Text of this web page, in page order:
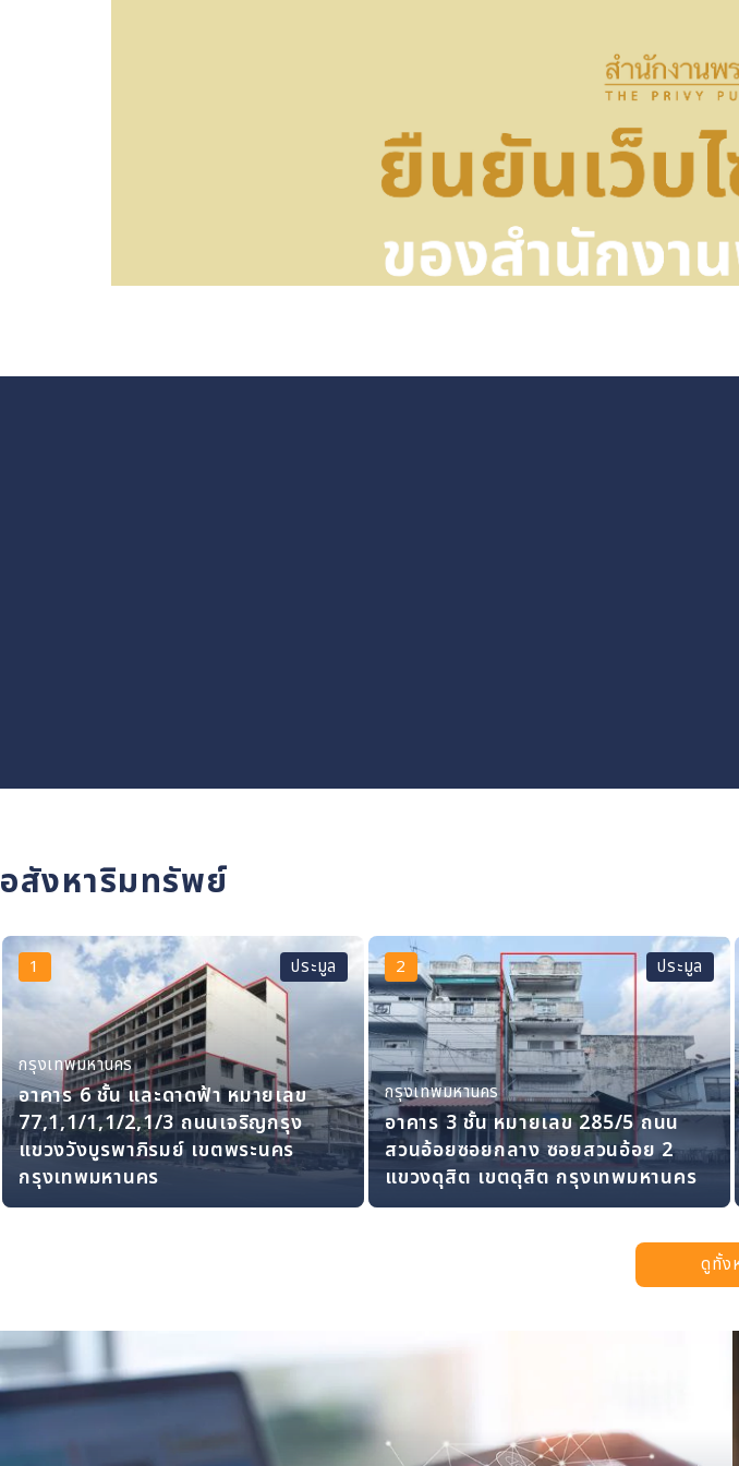
อสังหาริมทรัพย์
1 ประมูล
กรุงเทพมหานคร
อาคาร 6 ชั้น และดาดฟ้า หมายเลข
77,1,1/1,1/2,1/3 ถนนเจริญกรุง
แขวงวังบูรพาภิรมย์ เขตพระนคร
กรุงเทพมหานคร
2 ประมูล
กรุงเทพมหานคร
อาคาร 3 ชั้น หมายเลข 285/5 ถนน
สวนอ้อยซอยกลาง ซอยสวนอ้อย 2
แขวงดุสิต เขตดุสิต กรุงเทพมหานคร
ดูทั้ง